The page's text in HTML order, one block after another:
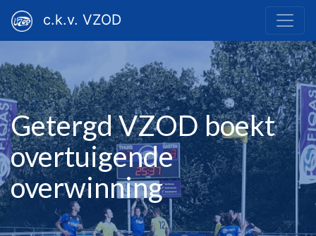
c.k.v. VZOD
Getergd VZOD boekt
overtuigende
overwinning